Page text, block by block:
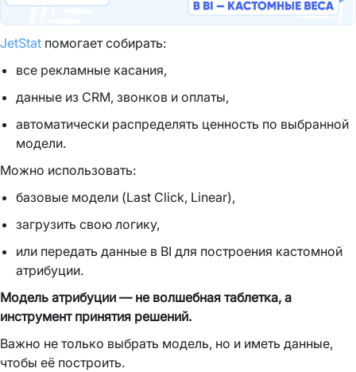
JetStat помогает собирать:
все рекламные касания,
данные из CRM, звонков и оплаты,
автоматически распределять ценность по выбранной
модели.
Можно использовать:
базовые модели (Last Click, Linear),
загрузить свою логику,
или передать данные в BI для построения кастомной
атрибуции.
Модель атрибуции — не волшебная таблетка, а
инструмент принятия решений.
Важно не только выбрать модель, но и иметь данные,
чтобы её построить.